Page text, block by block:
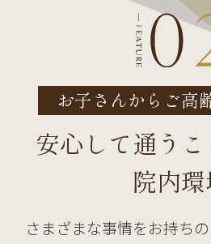
お子さんからご高
安心して通うこ
院内環
さまざまな事情をお持ち